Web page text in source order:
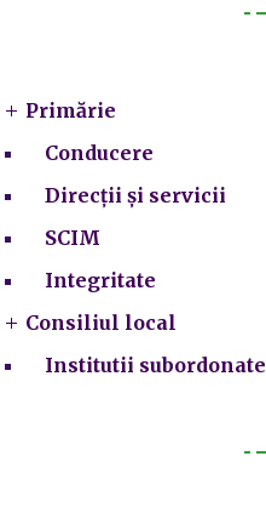
Primărie
Conducere
Direcții și servicii
SCIM
Integritate
Consiliul local
Institutii subordonate